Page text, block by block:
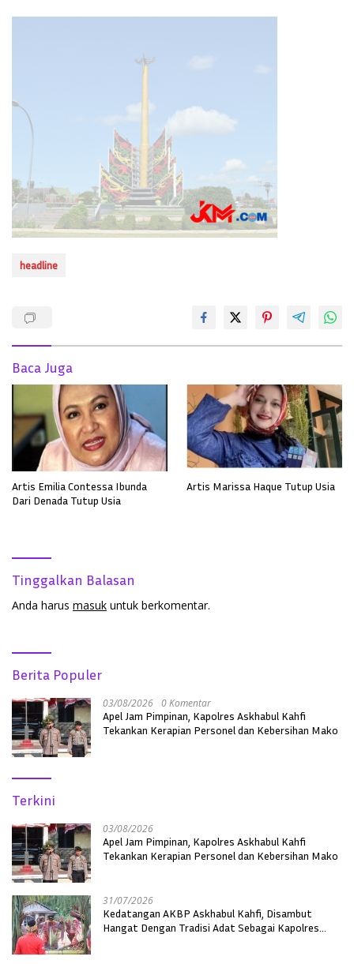
headline
Baca Juga
Artis Emilia Contessa Ibunda
Dari Denada Tutup Usia
Artis Marissa Haque Tutup Usia
Tinggalkan Balasan
Anda harus masuk untuk berkomentar.
Berita Populer
03/08/2026 0 Komentar
Apel Jam Pimpinan, Kapolres Askhabul Kahfi
Tekankan Kerapian Personel dan Kebersihan Mako
Terkini
03/08/2026
Apel Jam Pimpinan, Kapolres Askhabul Kahfi
Tekankan Kerapian Personel dan Kebersihan Mako
31/07/2026
Kedatangan AKBP Askhabul Kahfi, Disambut
Hangat Dengan Tradisi Adat Sebagai Kapolres